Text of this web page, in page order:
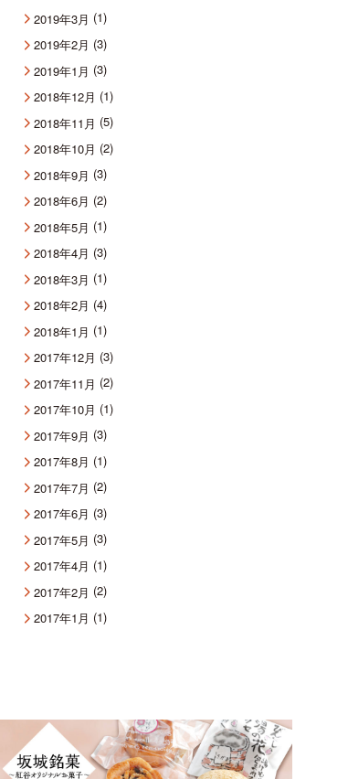
2019年3月 (1)
2019年2月 (3)
2019年1月 (3)
2018年12月 (1)
2018年11月 (5)
2018年10月 (2)
2018年9月 (3)
2018年6月 (2)
2018年5月 (1)
2018年4月 (3)
2018年3月 (1)
2018年2月 (4)
2018年1月 (1)
2017年12月 (3)
2017年11月 (2)
2017年10月 (1)
2017年9月 (3)
2017年8月 (1)
2017年7月 (2)
2017年6月 (3)
2017年5月 (3)
2017年4月 (1)
2017年2月 (2)
2017年1月 (1)